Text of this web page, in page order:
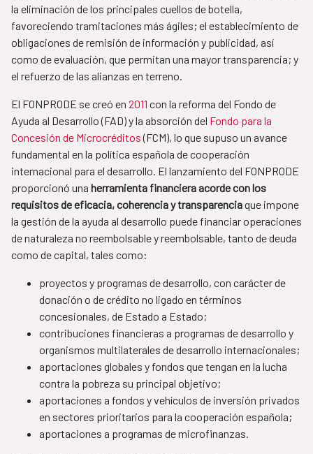
la eliminación de los principales cuellos de botella,
favoreciendo tramitaciones más ágiles; el establecimiento de
obligaciones de remisión de información y publicidad, así
como de evaluación, que permitan una mayor transparencia; y
el refuerzo de las alianzas en terreno.
El FONPRODE se creó en 2011 con la reforma del Fondo de
Ayuda al Desarrollo (FAD) y la absorción del Fondo para la
Concesión de Microcréditos(FCM), lo que supuso un avance
fundamental en la política española de cooperación
internacional para el desarrollo. El lanzamiento del FONPRODE
proporcionó una herramienta financiera acorde con los
requisitos de eficacia, coherencia y transparenciaque impone
la gestión de la ayuda al desarrollo puede financiar operaciones
de naturaleza no reembolsable y reembolsable, tanto de deuda
como de capital, tales como:
proyectos y programas de desarrollo, con carácter de
donación o de crédito no ligado en términos
concesionales, de Estado a Estado​;
contribuciones financieras a programas de desarrollo y
organismos multilaterales de desarrollo internacionales;
aportaciones globales y fondos que tengan en la lucha
contra la pobreza su principal objetivo;
aportaciones a fondos y vehículos de inversión privados
en sectores prioritarios para la cooperación española;
aportaciones a programas de microfinanzas.